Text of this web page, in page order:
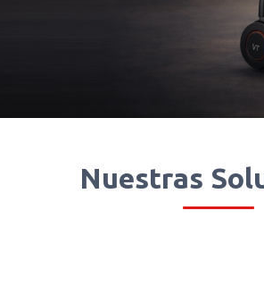
Nuestras
Audio y Video